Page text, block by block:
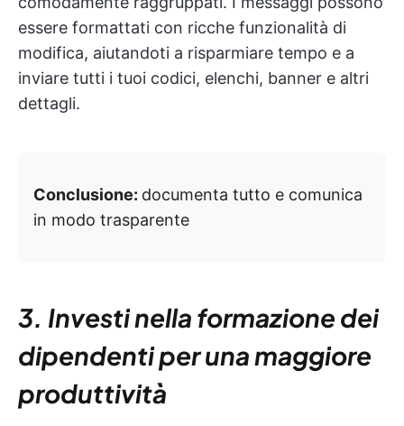
essere formattati con ricche funzionalità di
modifica, aiutandoti a risparmiare tempo e a
inviare tutti i tuoi codici, elenchi, banner e altri
dettagli.
Conclusione: documenta tutto e comunica
in modo trasparente
3. Investi nella formazione dei
dipendenti per una maggiore
produttività